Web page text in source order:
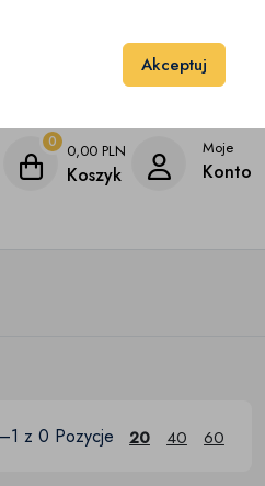
Dodaj przedmiot
0 0,00 PLN
Koszyk
Moje
Konto
z 0 Pozycje 20 40 60
Akceptuj